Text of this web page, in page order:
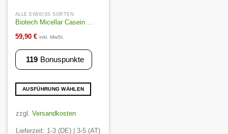
ALLE EIWEISS SORTEN
Biotech Micellar Casein ...
59,90 € inkl. MwSt.
119 Bonuspunkte
AUSFÜHRUNG WÄHLEN
Produkt
mehrere
zzgl. Versandkosten
Lieferzeit: 1-3 (DE) | 3-5 (AT)